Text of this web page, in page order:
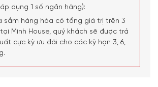
áp dụng 1 số ngân hàng):
sắm hàng hóa có tổng giá trị trên 3
Minh House, quý khách sẽ được trả
cực kỳ ưu đãi cho các kỳ hạn 3, 6,